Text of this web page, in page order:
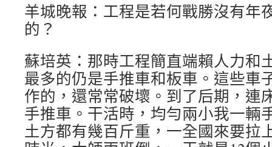
羊城晚報：工程是若何戰勝沒有年
的？
蘇培英：那時工程簡直端賴人力和
最多的仍是手推車和板車。這些車
作的，還常常破壞。到了后期，連
手推車。干活時，均勻兩小我一輛
土方都有幾百斤重，一全國來要拉